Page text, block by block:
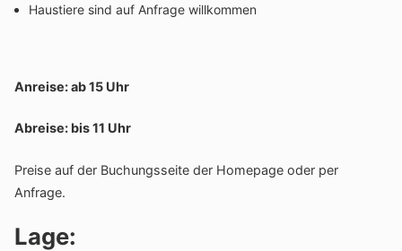
Haus­tiere sind auf Anfrage willkommen
Anreise: ab 15 Uhr
Abreise: bis 11 Uhr
Preise auf der Buchungs­seite der Home­page oder per
Anfrage.
Lage: